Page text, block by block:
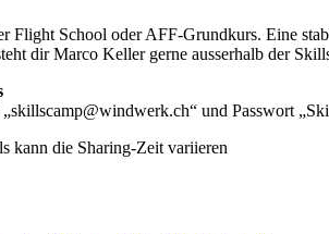
Flight School oder AFF-Grundkurs. Eine
dir Marco Keller gerne ausserhalb der
und Passwort
kann die Sharing-Zeit variieren